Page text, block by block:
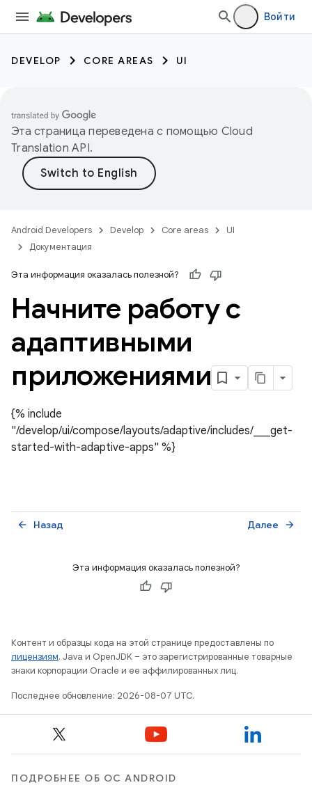
Войти
DEVELOP CORE AREAS UI
Эта страница переведена с помощью Cloud
Translation API.
Android Developers Develop Core areas
UI
Документация
Эта информация оказалась полезной?
Начните работу с
адаптивными
приложениями
{% include
"/develop/ui/compose/layouts/adaptive/includes/___get-
started-with-adaptive-apps" %}
Назад
arrow_back Далее arrow_forward
Эта информация оказалась полезной?
Контент и образцы кода на этой странице предоставлены по
лицензиям. Java и OpenJDK – это зарегистрированные товарные
знаки корпорации Oracle и ее аффилированных лиц.
Последнее обновление: 2026-08-07 UTC.
ПОДРОБНЕЕ ОБ ОС ANDROID